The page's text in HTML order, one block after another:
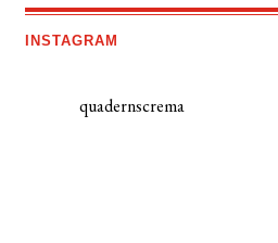
INSTAGRAM
quadernscrema